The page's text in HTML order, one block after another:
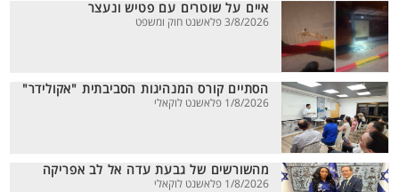
איים על שוטרים עם פטיש ונעצר
3/8/2026 פלאשנט חוק ומשפט
הסתיים קורס המנהיגות הסביבתית "אקולידר"
1/8/2026 פלאשנט לוקאלי
מהשורשים של גבעת עדה אל לב אפריקה
1/8/2026 פלאשנט לוקאלי